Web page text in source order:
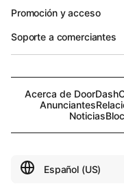
Promoción y acceso
Soporte a comerciantes
Acerca de DoorDash
Anunciantes
Noticias